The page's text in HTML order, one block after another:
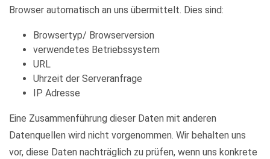
Browser automatisch an uns übermittelt. Dies sind:
Browsertyp/ Browserversion
verwendetes Betriebssystem
URL
Uhrzeit der Serveranfrage
IP Adresse
Eine Zusammenführung dieser Daten mit anderen
Datenquellen wird nicht vorgenommen. Wir behalten uns
vor, diese Daten nachträglich zu prüfen, wenn uns konkrete